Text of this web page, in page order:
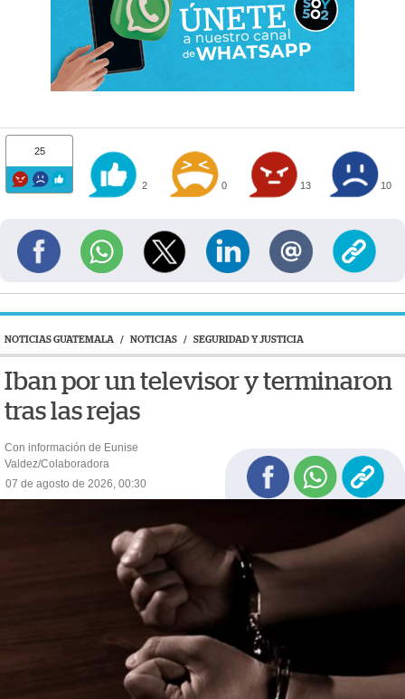
25
2 0 13 10
NOTICIAS GUATEMALA / NOTICIAS / SEGURIDAD Y JUSTICIA
Iban por un televisor y terminaron
tras las rejas
Con información de Eunise
Valdez/Colaboradora
07 de agosto de 2026, 00:30